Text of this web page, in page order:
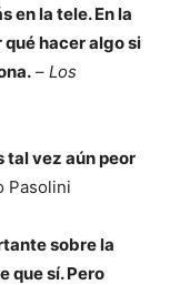
en la tele. En la
hacer algo si
– Los
tal vez aún peor
Pasolini
sobre la
que sí. Pero